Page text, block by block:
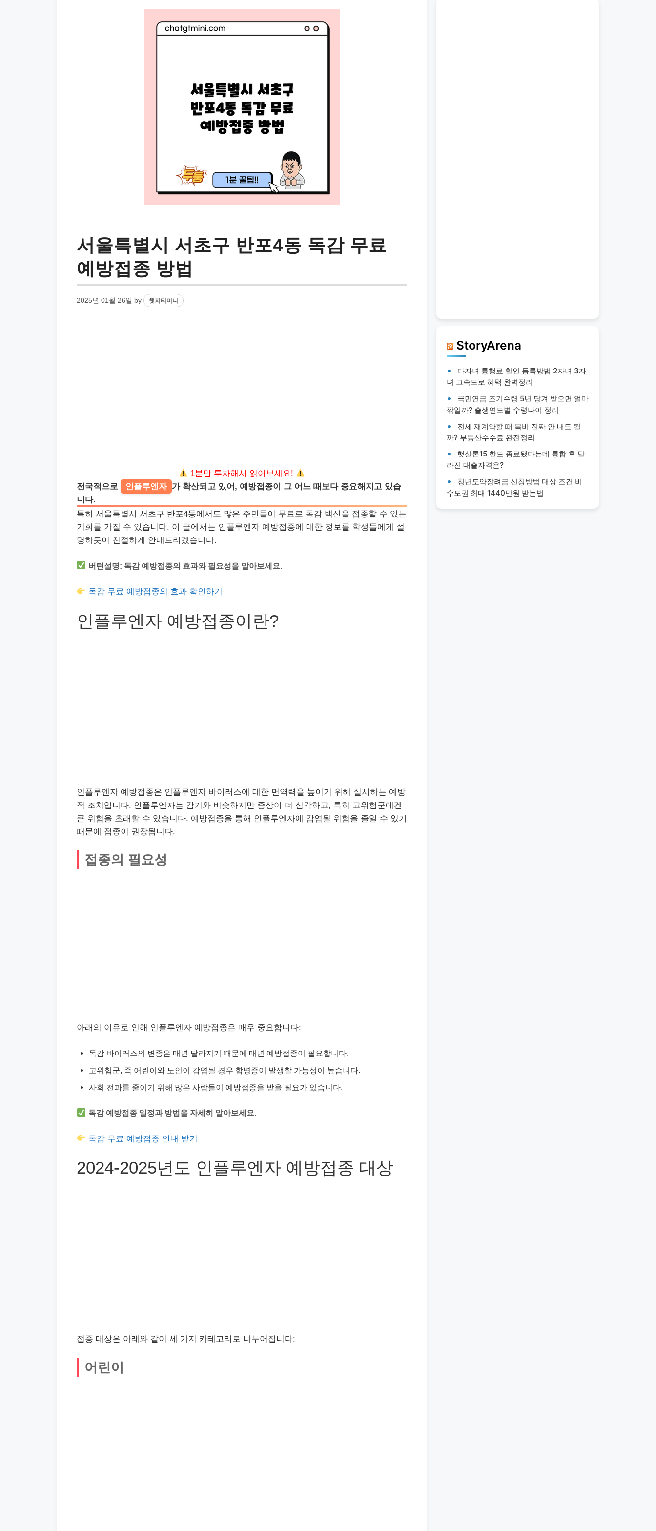
서울특별시 서초구 반포4동 독감 무료
예방접종 방법
2025년 01월 26일 by 챗지티미니
1분만 투자해서 읽어보세요!
전국적으로
인플루엔자 가 확산되고 있어, 예방접종이 그 어느 때보다 중요해지고 있습
니다.
특히 서울특별시 서초구 반포4동에서도 많은 주민들이 무료로 독감 백신을 접종할 수 있는
기회를 가질 수 있습니다. 이 글에서는 인플루엔자 예방접종에 대한 정보를 학생들에게 설
명하듯이 친절하게 안내드리겠습니다.
버턴설명: 독감 예방접종의 효과와 필요성을 알아보세요.
독감 무료 예방접종의 효과 확인하기
인플루엔자 예방접종이란?
인플루엔자 예방접종은 인플루엔자 바이러스에 대한 면역력을 높이기 위해 실시하는 예방
적 조치입니다. 인플루엔자는 감기와 비슷하지만 증상이 더 심각하고, 특히 고위험군에겐
큰 위험을 초래할 수 있습니다. 예방접종을 통해 인플루엔자에 감염될 위험을 줄일 수 있기
때문에 접종이 권장됩니다.
접종의 필요성
아래의 이유로 인해 인플루엔자 예방접종은 매우 중요합니다:
독감 바이러스의 변종은 매년 달라지기 때문에 매년 예방접종이 필요합니다.
고위험군, 즉 어린이와 노인이 감염될 경우 합병증이 발생할 가능성이 높습니다.
사회 전파를 줄이기 위해 많은 사람들이 예방접종을 받을 필요가 있습니다.
독감 예방접종 일정과 방법을 자세히 알아보세요.
독감 무료 예방접종 안내 받기
2024-2025년도 인플루엔자 예방접종 대상
접종 대상은 아래와 같이 세 가지 카테고리로 나누어집니다:
어린이
StoryArena
다자녀 통행료 할인 등록방법 2자녀 3자
녀 고속도로 혜택 완벽정리
국민연금 조기수령 5년 당겨 받으면 얼마
깎일까? 출생연도별 수령나이 정리
전세 재계약할 때 복비 진짜 안 내도 될
까? 부동산수수료 완전정리
햇살론15 한도 종료됐다는데 통합 후 달
라진 대출자격은?
청년도약장려금 신청방법 대상 조건 비
수도권 최대 1440만원 받는법